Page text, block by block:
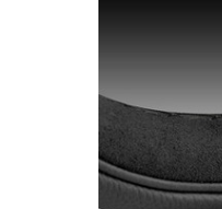
ドライト磨き
具合修理＆粗悪修理